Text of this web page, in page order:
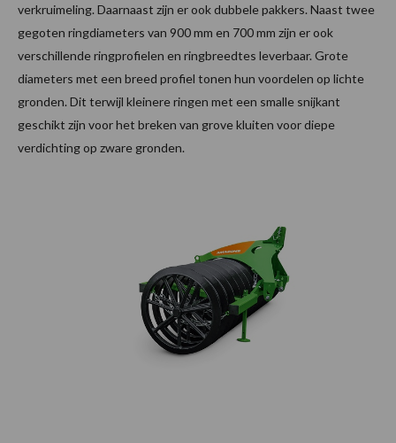
verkruimeling. Daarnaast zijn er ook dubbele pakkers. Naast twee
gegoten ringdiameters van 900 mm en 700 mm zijn er ook
verschillende ringprofielen en ringbreedtes leverbaar. Grote
diameters met een breed profiel tonen hun voordelen op lichte
gronden. Dit terwijl kleinere ringen met een smalle snijkant
geschikt zijn voor het breken van grove kluiten voor diepe
verdichting op zware gronden.